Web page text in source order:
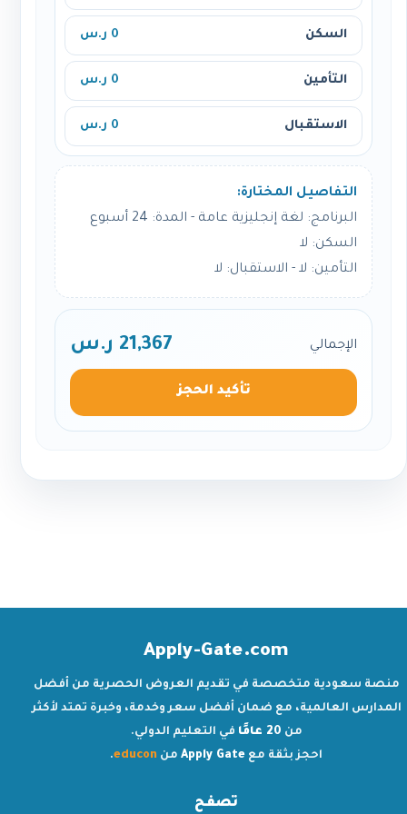
السكن 0 ر.س
التأمين 0 ر.س
الاستقبال 0 ر.س
التفاصيل المختارة:
البرنامج: لغة إنجليزية عامة - المدة: 24 أسبوع
السكن: لا
التأمين: لا - الاستقبال: لا
الإجمالي 21,367 ر.س
تأكيد الحجز
Apply-Gate.com
منصة سعودية متخصصة في تقديم العروض الحصرية من أفضل
المدارس العالمية، مع ضمان أفضل سعر وخدمة، وخبرة تمتد لأكثر
من 20 عامًا
في التعليم الدولي.
احجز بثقة مع Apply Gate من educon
.
تصفح